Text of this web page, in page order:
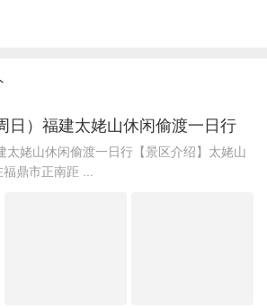
日）福建太姥山休闲偷渡一日行
太姥山休闲偷渡一日行【景区介绍】太姥山
鼎市正南距 ...